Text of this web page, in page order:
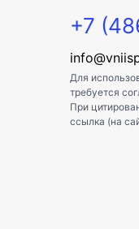
+7
Для
требуется
При
ссылка (на